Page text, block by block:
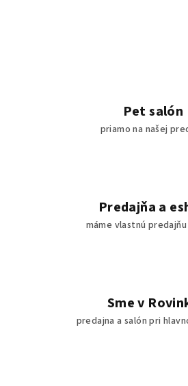
Pet salón
priamo na našej
Predajňa a
máme vlastnú
Sme v
predajna a salón pri